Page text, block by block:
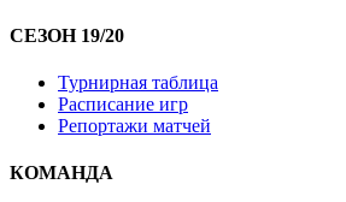
СЕЗОН 19/20
Турнирная таблица
Расписание игр
Репортажи матчей
КОМАНДА